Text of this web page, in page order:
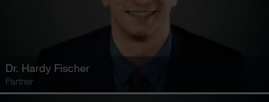
Dr. Hardy Fischer
Partner